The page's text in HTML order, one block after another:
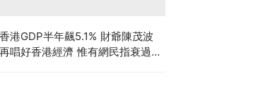
香港GDP半年飆5.1% 財爺陳茂波
再唱好香港經濟 惟有網民指衰過